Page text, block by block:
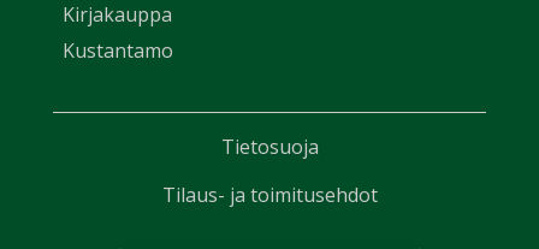
Kirjakauppa
Kustantamo
Tietosuoja
Tilaus- ja toimitusehdot